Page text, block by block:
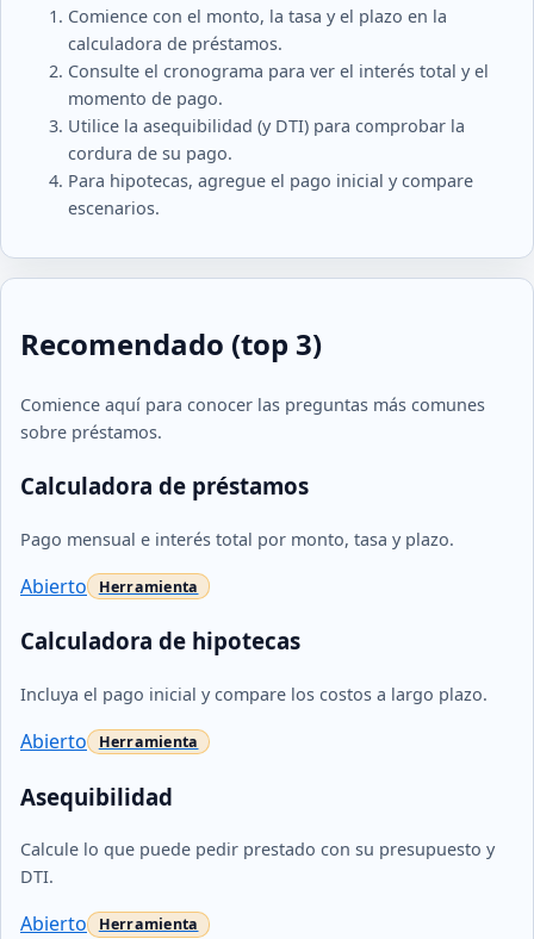
Comience con el monto, la tasa y el plazo en la
calculadora de préstamos.
Consulte el cronograma para ver el interés total y el
momento de pago.
Utilice la asequibilidad (y DTI) para comprobar la
cordura de su pago.
Para hipotecas, agregue el pago inicial y compare
escenarios.
Recomendado (top 3)
Comience aquí para conocer las preguntas más comunes
sobre préstamos.
Calculadora de préstamos
Pago mensual e interés total por monto, tasa y plazo.
Abierto
Calculadora de hipotecas
Incluya el pago inicial y compare los costos a largo plazo.
Abierto
Asequibilidad
Calcule lo que puede pedir prestado con su presupuesto y
DTI.
Abierto